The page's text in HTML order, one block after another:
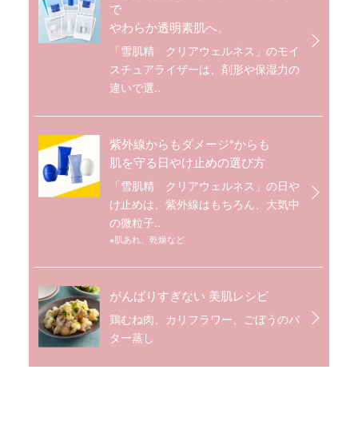
で
やわらか透明素肌へ。
「雪肌精 クリアウェルネス」のモイ
スチュアライザーは、剤形や保湿力の
違いで選..
紫外線からもダメージ※からも
肌を守る日やけ止めの選び方
「雪肌精 クリアウェルネス」の日や
け止めは、紫外線はもちろん、大気中
の微粒子..
※肌あれ、乾燥など
がんばりすぎない 美肌レシピ
鶏むね肉、カリフラワー、ごぼうのバ
ター蒸し